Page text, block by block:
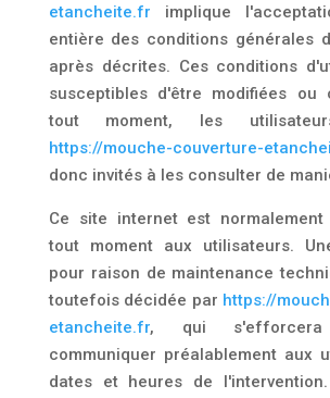
etancheite.fr implique
entière des conditions générales
après décrites. Ces conditions
susceptibles d'être modifiées ou
tout moment, les
https://mouche-couverture-
donc invités à les consulter de
Ce site internet est
tout moment aux utilisateurs.
pour raison de maintenance
toutefois décidée par https://
etancheite.fr, qui
communiquer préalablement aux
dates et heures de